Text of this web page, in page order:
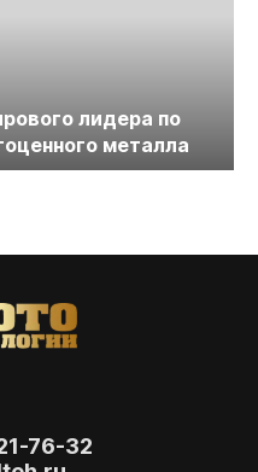
лидера по
металла
76-32